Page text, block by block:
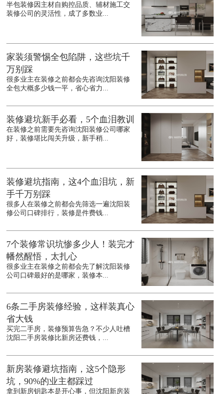
半包装修因主材自购控品质、辅材施工交
装修公司的灵活性，成了多数业...
家装须警惕全包陷阱，这些坑千
万别踩
很多业主在装修之前都会先咨询沈阳装修
全包大概多少钱一平，省心省力...
装修避坑新手必看，5个血泪教训
在装修之前需要先咨询沈阳装修公司哪家
好，装修堪比闯关升级，新手稍...
装修避坑指南，这4个血泪坑，新
手千万别踩
很多人在装修之前都会先筛选一遍沈阳装
修公司口碑排行，装修是件费钱...
7个装修常识坑惨多少人！装完才
幡然醒悟，太扎心
很多业主在装修之前都会先了解沈阳装修
公司口碑最好的是哪家，装修本...
6条二手房装修经验，这样装真心
省大钱
买完二手房，装修预算告急？不少人吐槽
沈阳二手房装修比新房还费钱，...
新房装修避坑指南，这5个隐形
坑，90%的业主都踩过
拿到新房钥匙本是开心事，但沈阳新房装